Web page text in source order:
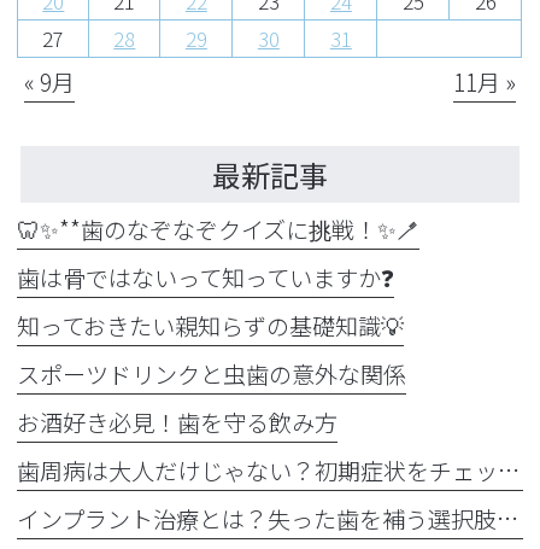
27
28 29 30 31
« 9月 11月 »
最新記事
🦷✨**歯のなぞなぞクイズに挑戦！✨🪥
歯は骨ではないって知っていますか❓
知っておきたい親知らずの基礎知識💡
スポーツドリンクと虫歯の意外な関係
お酒好き必見！歯を守る飲み方
歯周病は大人だけじゃない？初期症状をチェック
インプラント治療とは？失った歯を補う選択肢を正しく知りましょう！！